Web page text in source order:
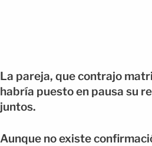
La pareja, que contrajo
habría puesto en pausa su
juntos.
Aunque no existe